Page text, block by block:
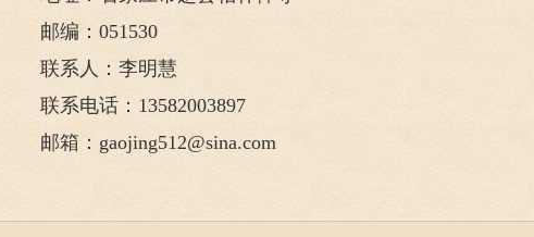
邮编： 051530
联系人：李明慧
联系电话： 13582003897
邮箱： gaojing512@sina.com